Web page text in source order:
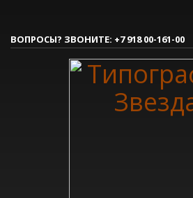
1 Вы делаете заявку.
Согласовываем макет.
Получаете готовый заказ!
ВОПРОСЫ? ЗВОНИТЕ: +7 918 00-161-00